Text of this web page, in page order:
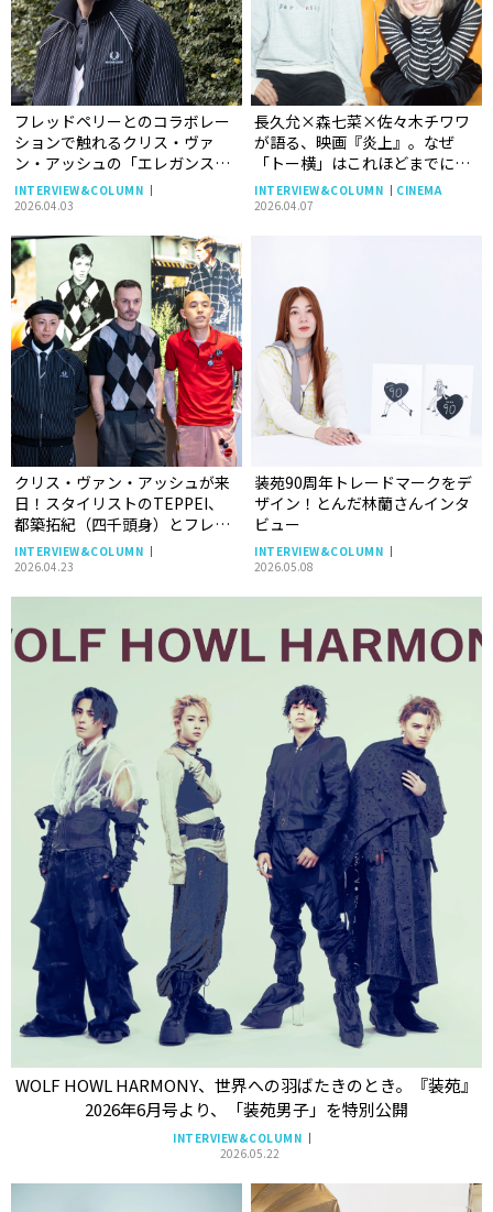
フレッドペリーとのコラボレー
ションで触れるクリス・ヴァ
ン・アッシュの「エレガンス」
という美学。【INTERVIEW ク
リス・ヴァン・アッシュ】
INTERVIEW&COLUMN
2026.04.03
長久允×森七菜×佐々木チワワ
が語る、映画『炎上』。なぜ
「トー横」はこれほどまでに美
しく、痛烈なフィクションと
なったのか？
INTERVIEW&COLUMN
CINEMA
2026.04.07
クリス・ヴァン・アッシュが来
日！スタイリストのTEPPEI、
都築拓紀（四千頭身）とフレッ
ドペリーコラボやファッション
について語るトークセッション
INTERVIEW&COLUMN
2026.04.23
装苑90周年トレードマークをデ
ザイン！とんだ林蘭さんインタ
ビュー
INTERVIEW&COLUMN
2026.05.08
WOLF HOWL HARMONY、世界への羽ばたきのとき。『装苑』
2026年6月号より、「装苑男子」を特別公開
INTERVIEW&COLUMN
2026.05.22